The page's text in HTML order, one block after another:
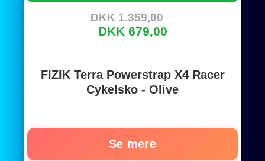
DKK 1.359,00
DKK 679,00
FIZIK Terra Powerstrap X4 Racer
Cykelsko - Olive
Se mere